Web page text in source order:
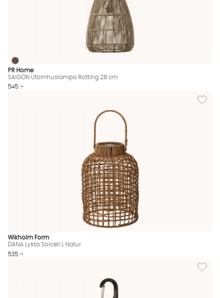
SAIGON Utomhuslampa Rotting 28 cm Finns även i dessa
SAIGON Utomhuslampa Rotting 28 cm
PR Home
SAIGON Utomhuslampa Rotting 28 cm
545 :-
Lägg
Wikholm Form
DANA Lykta Solcell L Natur
535 :-
Lägg